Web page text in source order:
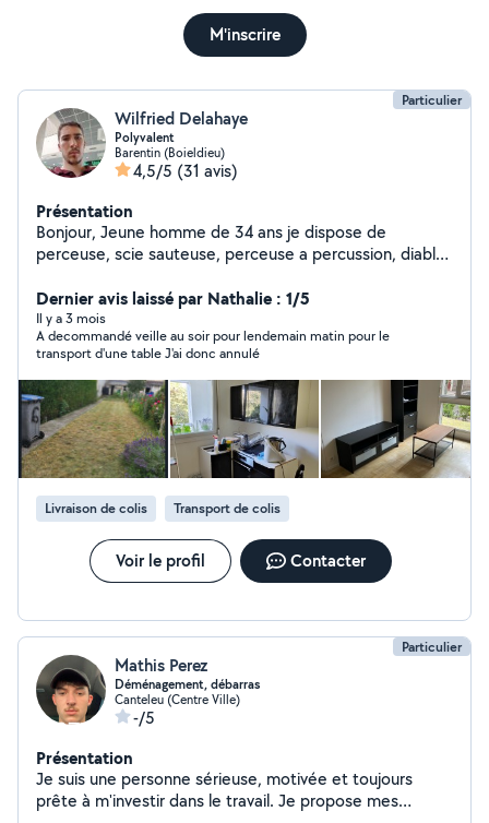
M'inscrire
Particulier
Wilfried Delahaye
Polyvalent
Barentin (Boieldieu)
4,5/5 (31 avis)
Présentation
Bonjour, Jeune homme de 34 ans je dispose de
perceuse, scie sauteuse, perceuse a percussion, diable,
disposition pour tous montage de mobilier , peinture,
tonte de gazon
Dernier avis laissé par Nathalie : 1/5
Il y a 3 mois
A decommandé veille au soir pour lendemain matin pour le
transport d'une table J'ai donc annulé
Livraison de colis Transport de colis
Voir le profil Contacter
Particulier
Mathis Perez
Déménagement, débarras
Canteleu (Centre Ville)
-/5
Présentation
Je suis une personne sérieuse, motivée et toujours
prête à m'investir dans le travail. Je propose mes